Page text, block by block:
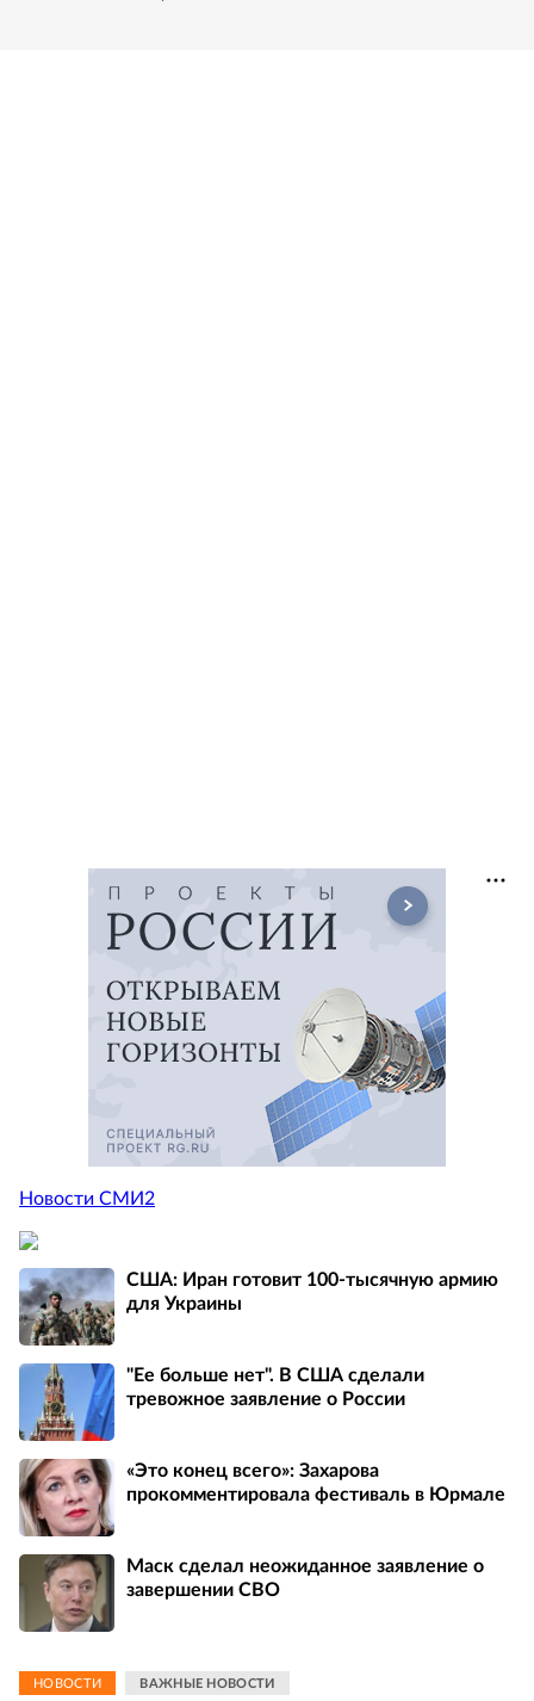
Новости СМИ2
США: Иран готовит 100-тысячную армию
для Украины
"Ее больше нет". В США сделали
тревожное заявление о России
«Это конец всего»: Захарова
прокомментировала фестиваль в Юрмале
Маск сделал неожиданное заявление о
завершении СВО
НОВОСТИ ВАЖНЫЕ НОВОСТИ